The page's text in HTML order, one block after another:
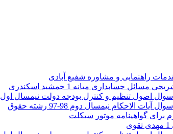
حسابداری میانه 1 جمشید اسکندری
تنظیم و کنترل بودجه دولت نیمسال اول 1401 – 1402 رشته حسابداری
الاحکام نیمسال دوم 98-97 رشته حقوق
برای گواهینامه موتور سیکلت